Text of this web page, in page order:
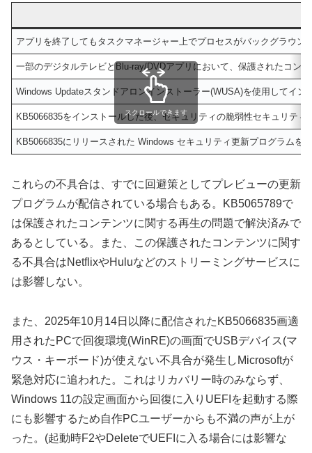
アプリを終了してもタスクマネージャー上でプロセスがバックグラウン
一部のデジタルテレビとBlu-ray/DVDアプリにおいて、保護されたコン
Windows Updateスタンドアロンインストーラー(WUSA)を使用してイ
KB5066835をインストールした後、セキュリティの脆弱性セキュリテ
KB5066835にリリースされた Windows セキュリティ更新プログラム
スクロールできます
これらの不具合は、すでに回避策としてプレビューの更新
プログラムが配信されている場合もある。KB5065789で
は保護されたコンテンツに関する再生の問題で解決済みで
あるとしている。また、この保護されたコンテンツに関す
る不具合はNetflixやHuluなどのストリーミングサービスに
は影響しない。
また、2025年10月14日以降に配信されたKB5066835画適
用されたPCで回復環境(WinRE)の画面でUSBデバイス(マ
ウス・キーボード)が使えない不具合が発生しMicrosoftが
緊急対応に追われた。これはリカバリー時のみならず、
Windows 11の設定画面から回復に入りUEFIを起動する際
にも影響するため自作PCユーザーからも不満の声が上が
った。(起動時F2やDeleteでUEFIに入る場合には影響な